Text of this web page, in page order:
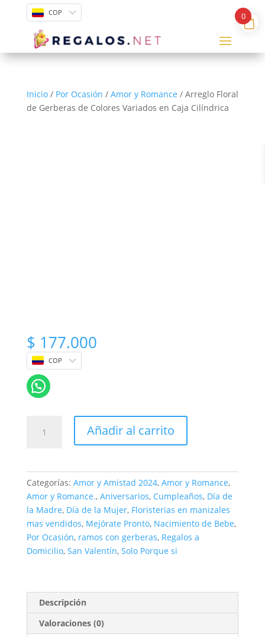
COP
Inicio/ Por Ocasión / Amor y Romance / Arreglo Floral
de Gerberas de Colores Variados en Caja Cilíndrica
$ 177.000
COP
Floral
Colores
Variados
Añadir al carrito
Categorías: Amor y Amistad 2024, Amor y Romance,
Amor y Romance., Aniversarios, Cumpleaños, Día de
la Madre, Día de la Mujer, Floristerias en manizales
mas vendidos, Mejórate Pronto, Nacimiento de Bebe,
Por Ocasión, ramos con gerberas, Regalos a
Domicilio, San Valentín, Solo Porque si
Descripción
Valoraciones (0)
0